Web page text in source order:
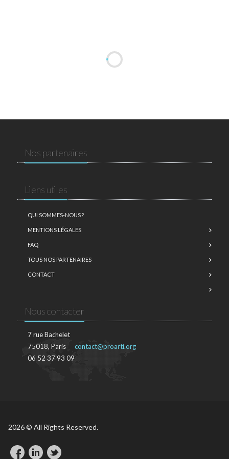
Nos partenaires
Liens utiles
QUI SOMMES-NOUS ?
MENTIONS LÉGALES
FAQ
TOUS NOS PARTENAIRES
CONTACT
Nous contacter
7 rue Bachelet
75018, Paris
06 52 37 93 09
contact@proarti.org
2026 © All Rights Reserved.